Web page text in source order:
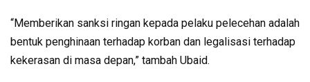
“Memberikan sanksi ringan kepada pelaku pelecehan adalah
bentuk penghinaan terhadap korban dan legalisasi terhadap
kekerasan di masa depan,” tambah Ubaid.